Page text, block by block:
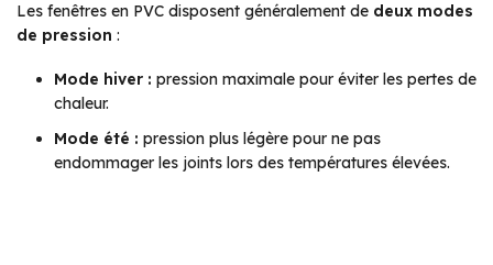
Les fenêtres en PVC disposent généralement de deux modes
de pression :
Mode hiver : pression maximale pour éviter les pertes de
chaleur.
Mode été : pression plus légère pour ne pas
endommager les joints lors des températures élevées.